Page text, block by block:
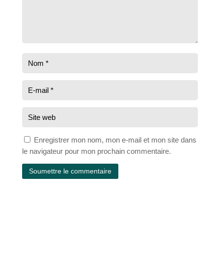
Enregistrer mon nom, mon e-mail et mon site dans
le navigateur pour mon prochain commentaire.
Soumettre le commentaire